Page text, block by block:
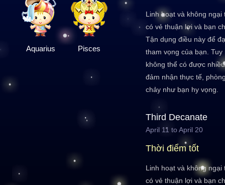
Aquarius Pisces
Linh hoạt và không
có vẻ thuận lợi và bạn
Tận dụng điều này để
tham vọng của bạn.
không thể có được
đảm nhận thực tế,
chảy như bạn hy vọng.
Third Decanate
April 11 to April 20
Thời điểm tốt
Linh hoạt và không
có vẻ thuận lợi và bạn